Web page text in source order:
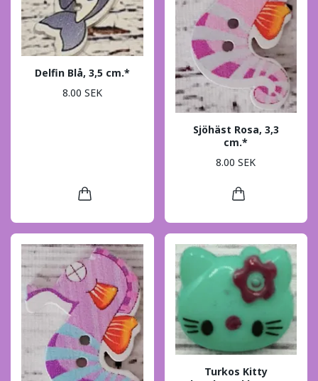
Delfin Blå, 3,5 cm.*
8.00 SEK
Sjöhäst Rosa, 3,3
cm.*
8.00 SEK
Turkos Kitty